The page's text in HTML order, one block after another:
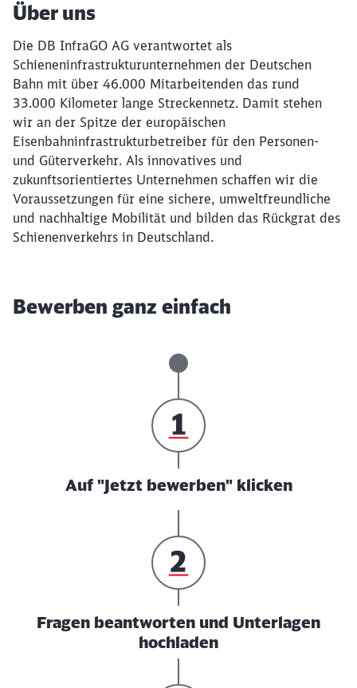
Über uns
Die DB InfraGO AG verantwortet als
Schieneninfrastrukturunternehmen der Deutschen
Bahn mit über 46.000 Mitarbeitenden das rund
33.000 Kilometer lange Streckennetz. Damit stehen
wir an der Spitze der europäischen
Eisenbahninfrastrukturbetreiber für den Personen-
und Güterverkehr. Als innovatives und
zukunftsorientiertes Unternehmen schaffen wir die
Voraussetzungen für eine sichere, umweltfreundliche
und nachhaltige Mobilität und bilden das Rückgrat des
Schienenverkehrs in Deutschland.
Bewerben ganz einfach
Auf "Jetzt bewerben" klicken
Fragen beantworten und Unterlagen
hochladen